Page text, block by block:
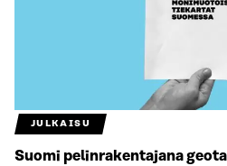
JULKAISU
Suomi pelinrakentajana